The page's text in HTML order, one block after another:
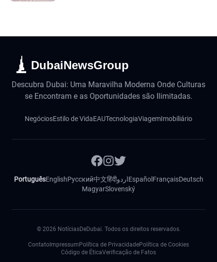
DubaiNewsGroup
Descubra Dubai: Uma Maravilha Moderna Onde Culturas
se Encontram e as Oportunidades são Ilimitadas.
NegóciosEstilo de VidaEAUTecnologiaViagemImobiliário
PortuguêsEnglishРусский中文हिंदीاردوEspañol FrançaisDeutsch
MagyarSlovenský
© 2026 NotíciasDeDubai. Todos os direitos reservados.
Contato Impressum Política de PrivacidadePolítica de Cookies
Código de ÉticaVerificação de Fatos